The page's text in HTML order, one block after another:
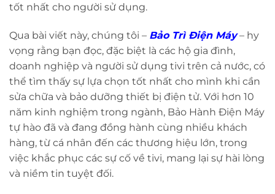
tốt nhất cho người sử dụng.
Qua bài viết này, chúng tôi – Bảo Trì Điện Máy– hy
vọng rằng bạn đọc, đặc biệt là các hộ gia đình,
doanh nghiệp và người sử dụng tivi trên cả nước, có
thể tìm thấy sự lựa chọn tốt nhất cho mình khi cần
sửa chữa và bảo dưỡng thiết bị điện tử. Với hơn 10
năm kinh nghiệm trong ngành, Bảo Hành Điện Máy
tự hào đã và đang đồng hành cùng nhiều khách
hàng, từ cá nhân đến các thương hiệu lớn, trong
việc khắc phục các sự cố về tivi, mang lại sự hài lòng
và niềm tin tuyệt đối.